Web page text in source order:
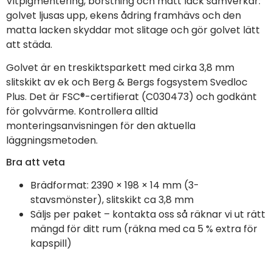
golvet ljusas upp, ekens ådring framhävs och den
matta lacken skyddar mot slitage och gör golvet lätt
att städa.
Golvet är en treskiktsparkett med cirka 3,8 mm
slitskikt av ek och Berg & Bergs fogsystem Svedloc
Plus. Det är FSC®-certifierat (C030473) och godkänt
för golvvärme. Kontrollera alltid
monteringsanvisningen för den aktuella
läggningsmetoden.
Bra att veta
Brädformat: 2390 × 198 × 14 mm (3-
stavsmönster), slitskikt ca 3,8 mm
Säljs per paket – kontakta oss så räknar vi ut rätt
mängd för ditt rum (räkna med ca 5 % extra för
kapspill)